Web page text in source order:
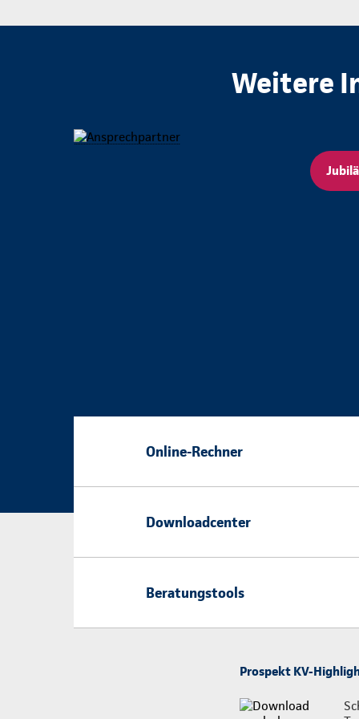
Weitere
Online-Rechner
Downloadcenter
Beratungstools
Prospekt KV-